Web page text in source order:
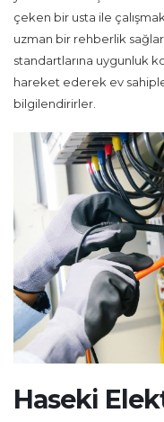
çeken bir usta ile
uzman bir rehberlik
standartlarına uygunluk
hareket ederek ev
bilgilendirirler.
Haseki